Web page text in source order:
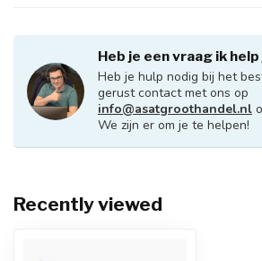
Heb je een vraag ik
Heb je hulp nodig bij het
gerust contact met ons op
info@asatgroothandel.nl
We zijn er om je te helpen!
Recently viewed